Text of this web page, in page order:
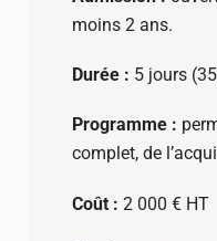
moins 2 ans.
Durée : 5 jours
Programme :
complet, de
Coût : 2 000 € HT